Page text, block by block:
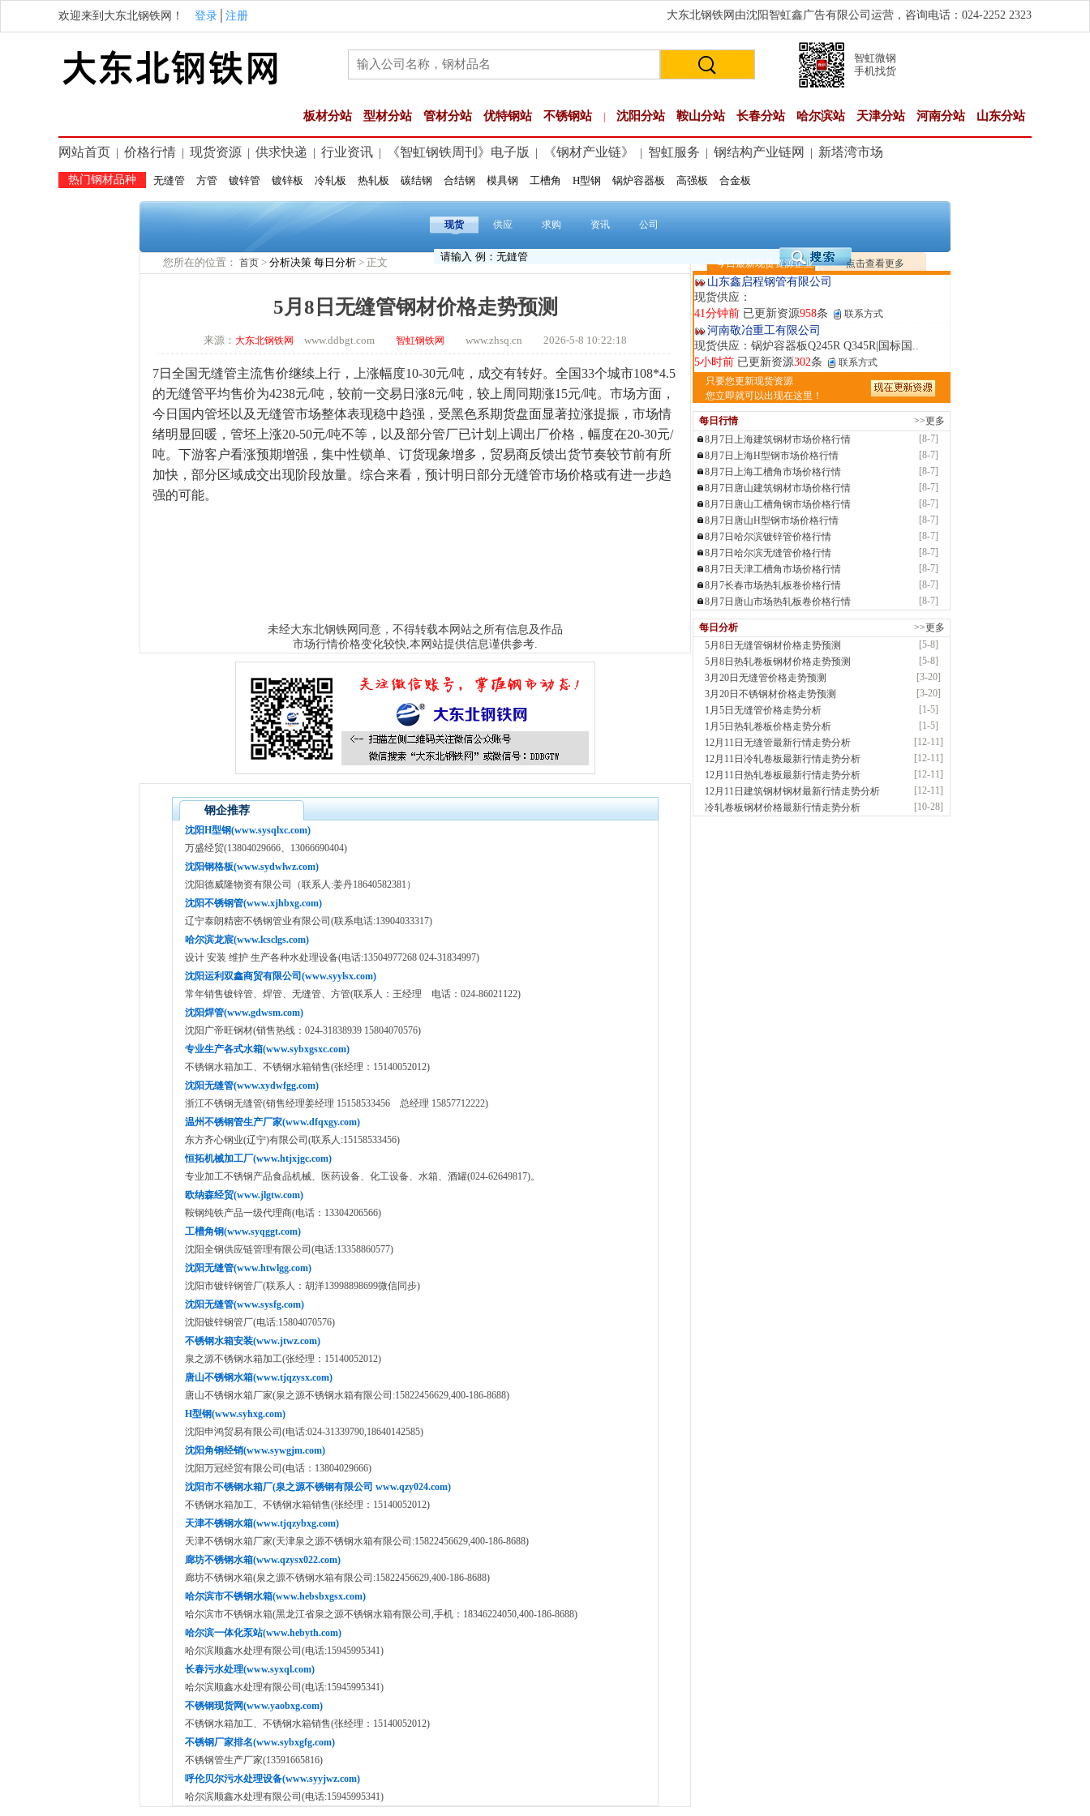
欢迎来到大东北钢铁网！ 登录 注册 大东北钢铁网由沈阳智虹鑫广告有限公司运营，咨询电话：024-2252 2323
智虹微钢
手机找货
板材分站 型材分站 管材分站 优特钢站 不锈钢站 沈阳分站 鞍山分站 长春分站 哈尔滨站 天津分站 河南分站 山东分站
网站首页 价格行情 现货资源 供求快递 行业资讯 《智虹钢铁周刊》电子版 《钢材产业链》 智虹服务 钢结构产业链网 新塔湾市场
热门钢材品种 无缝管 方管 镀锌管 镀锌板 冷轧板 热轧板 碳结钢 合结钢 模具钢 工槽角 H型钢 锅炉容器板 高强板 合金板
现货 供应 求购 资讯 公司
您所在的位置： 首页 > 分析决策 每日分析 > 正文
5月8日无缝管钢材价格走势预测
来源： 大东北钢铁网 www.ddbgt.com 智虹钢铁网 www.zhsq.cn 2026-5-8 10:22:18
7日全国无缝管主流售价继续上行，上涨幅度10-30元/吨，成交有转好。全国33个城市108*4.5
的无缝管平均售价为4238元/吨，较前一交易日涨8元/吨，较上周同期涨15元/吨。市场方面，
今日国内管坯以及无缝管市场整体表现稳中趋强，受黑色系期货盘面显著拉涨提振，市场情
绪明显回暖，管坯上涨20-50元/吨不等，以及部分管厂已计划上调出厂价格，幅度在20-30元/
吨。下游客户看涨预期增强，集中性锁单、订货现象增多，贸易商反馈出货节奏较节前有所
加快，部分区域成交出现阶段放量。综合来看，预计明日部分无缝管市场价格或有进一步趋
强的可能。
未经大东北钢铁网 同意，不得转载本网站之所有信息及作品
市场行情价格变化较快,本网站提供信息谨供参考.
今日最新现货资源企业 点击查看更多
玖隆晟钢管制造有限公司
现货供应：无缝管|合金管|圆钢|精密光亮管|马氏体..
现货供应：低合金板|高强度板|Z向板|
19分钟前已更新资源254条 联系方式
山东鑫启程钢管有限公司
现货供应：
41分钟前已更新资源958条 联系方式
河南敬冶重工有限公司
现货供应：锅炉容器板Q245R Q345R|国标国..
5小时前已更新资源302条 联系方式
天津亿宇金属材料有限公司（曼内斯曼）
现货供应：天津钢管|国产合金管|高压锅炉管|石油
裂..
5小时前已更新资源
舞钢市恒沃钢铁贸易有限公司
现货供应：耐磨板| 优碳板|低合金板|风电钢板|海..
21小时前已更新资源483条
河南省智帅实业有限公司
现货供应：特厚钢板|耐磨钢|容器板|
23小时前已更新资源1042条
舞钢市盛隆物资有限公司
现货供应：中低温锅炉容器板|中厚板|耐磨板|高强
板..
1天前已更新资源21条 联系方式
天津宝仓腾飞钢管销售有限公司
现货供应：输送流体管、高压锅炉管、化肥专用
管、耐低..
1天前已更新资源875条 联系方式
天津市辰建商贸有限公司
现货供应：不锈方管| 热扩无缝管| 方矩管
1天前已更新资源1280条 联系方式
玖隆晟钢管制造有限公司
现货供应：无缝管|合金管|圆钢|精密光亮管|马氏体..
5分钟前 已更新资源419条 联系方式
安阳市润兴商贸有限公司
现货供应：低合金板|高强度板|Z向板|
19分钟前已更新资源254条 联系方式
山东鑫启程钢管有限公司
只要您更新现货资源
您立即就可以出现在这里！
每日行情
>>更多
8月7日上海建筑钢材市场价格行情
[8-7]
8月7日上海H型钢市场价格行情
[8-7]
8月7日上海工槽角市场价格行情
[8-7]
8月7日唐山建筑钢材市场价格行情
[8-7]
8月7日唐山工槽角钢市场价格行情
[8-7]
8月7日唐山H型钢市场价格行情
[8-7]
8月7日哈尔滨镀锌管价格行情
[8-7]
8月7日哈尔滨无缝管价格行情
[8-7]
8月7日天津工槽角市场价格行情
[8-7]
8月7长春市场热轧板卷价格行情
[8-7]
8月7日唐山市场热轧板卷价格行情
[8-7]
每日分析
>>更多
5月8日无缝管钢材价格走势预测
[5-8]
5月8日热轧卷板钢材价格走势预测
[5-8]
3月20日无缝管价格走势预测
[3-20]
3月20日不锈钢材价格走势预测
[3-20]
1月5日无缝管价格走势分析
[1-5]
1月5日热轧卷板价格走势分析
[1-5]
12月11日无缝管最新行情走势分析
[12-11]
12月11日冷轧卷板最新行情走势分析
[12-11]
12月11日热轧卷板最新行情走势分析
[12-11]
12月11日建筑钢材钢材最新行情走势分析
[12-11]
冷轧卷板钢材价格最新行情走势分析
[10-28]
钢企推荐
沈阳H型钢(www.sysqlxc.com)
万盛经贸(13804029666、13066690404)
沈阳钢格板(www.sydwlwz.com)
沈阳德威隆物资有限公司（联系人:姜丹18640582381）
沈阳不锈钢管(www.xjhbxg.com)
辽宁泰朗精密不锈钢管业有限公司(联系电话:13904033317)
哈尔滨龙宸(www.lcsclgs.com)
设计 安装 维护 生产各种水处理设备(电话:13504977268 024-31834997)
沈阳运利双鑫商贸有限公司(www.syylsx.com)
常年销售镀锌管、焊管、无缝管、方管(联系人：王经理 电话：024-86021122)
沈阳焊管(www.gdwsm.com)
沈阳广帝旺钢材(销售热线：024-31838939 15804070576)
专业生产各式水箱(www.sybxgsxc.com)
不锈钢水箱加工、不锈钢水箱销售(张经理：15140052012)
沈阳无缝管(www.xydwfgg.com)
浙江不锈钢无缝管(销售经理姜经理 15158533456 总经理 15857712222)
温州不锈钢管生产厂家(www.dfqxgy.com)
东方齐心钢业(辽宁)有限公司(联系人:15158533456)
恒拓机械加工厂(www.htjxjgc.com)
专业加工不锈钢产品食品机械、医药设备、化工设备、水箱、酒罐(024-62649817)。
欧纳森经贸(www.jlgtw.com)
鞍钢纯铁产品一级代理商(电话：13304206566)
工槽角钢(www.syqggt.com)
沈阳全钢供应链管理有限公司(电话:13358860577)
沈阳无缝管(www.htwlgg.com)
沈阳市镀锌钢管厂(联系人：胡洋13998898699微信同步)
沈阳无缝管(www.sysfg.com)
沈阳镀锌钢管厂(电话:15804070576)
不锈钢水箱安装(www.jtwz.com)
泉之源不锈钢水箱加工(张经理：15140052012)
唐山不锈钢水箱(www.tjqzysx.com)
唐山不锈钢水箱厂家(泉之源不锈钢水箱有限公司:15822456629,400-186-8688)
H型钢(www.syhxg.com)
沈阳申鸿贸易有限公司(电话:024-31339790,18640142585)
沈阳角钢经销(www.sywgjm.com)
沈阳万冠经贸有限公司(电话：13804029666)
沈阳市不锈钢水箱厂(泉之源不锈钢有限公司 www.qzy024.com)
不锈钢水箱加工、不锈钢水箱销售(张经理：15140052012)
天津不锈钢水箱(www.tjqzybxg.com)
天津不锈钢水箱厂家(天津泉之源不锈钢水箱有限公司:15822456629,400-186-8688)
廊坊不锈钢水箱(www.qzysx022.com)
廊坊不锈钢水箱(泉之源不锈钢水箱有限公司:15822456629,400-186-8688)
哈尔滨市不锈钢水箱(www.hebsbxgsx.com)
哈尔滨市不锈钢水箱(黑龙江省泉之源不锈钢水箱有限公司,手机：18346224050,400-186-8688)
哈尔滨一体化泵站(www.hebyth.com)
哈尔滨顺鑫水处理有限公司(电话:15945995341)
长春污水处理(www.syxql.com)
哈尔滨顺鑫水处理有限公司(电话:15945995341)
不锈钢现货网(www.yaobxg.com)
不锈钢水箱加工、不锈钢水箱销售(张经理：15140052012)
不锈钢厂家排名(www.sybxgfg.com)
不锈钢管生产厂家(13591665816)
呼伦贝尔污水处理设备(www.syyjwz.com)
哈尔滨顺鑫水处理有限公司(电话:15945995341)